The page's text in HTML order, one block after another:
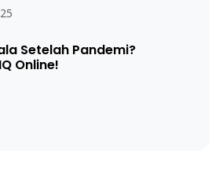
Setelah Pandemi?
Online!